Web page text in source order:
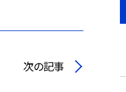
次の記事